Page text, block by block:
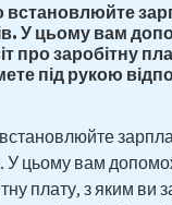
У цьому вам
про заробітну
під рукою
У цьому вам
плату, з яким ви